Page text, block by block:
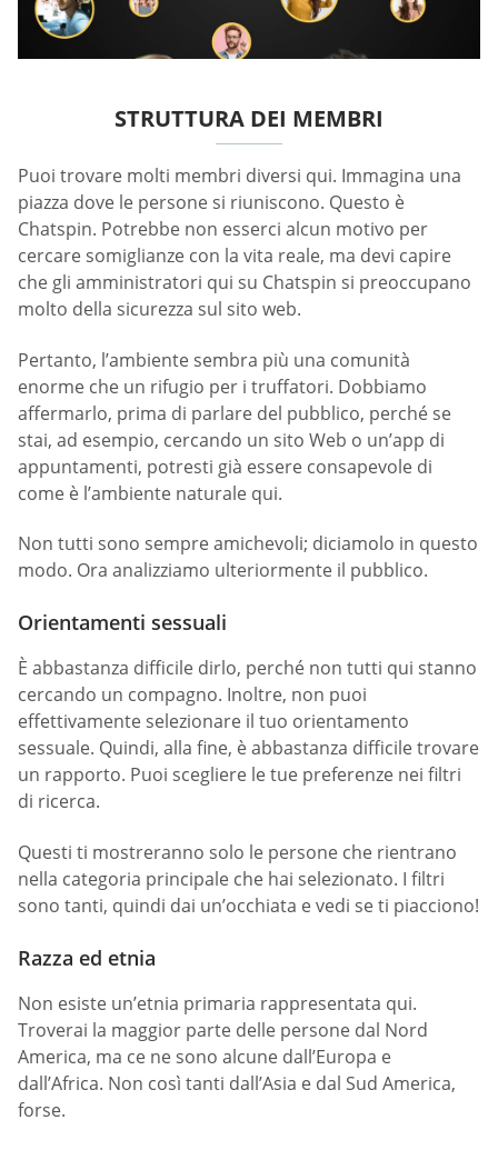
STRUTTURA DEI MEMBRI
Puoi trovare molti membri diversi qui. Immagina una
piazza dove le persone si riuniscono. Questo è
Chatspin. Potrebbe non esserci alcun motivo per
cercare somiglianze con la vita reale, ma devi capire
che gli amministratori qui su Chatspin si preoccupano
molto della sicurezza sul sito web.
Pertanto, l’ambiente sembra più una comunità
enorme che un rifugio per i truffatori. Dobbiamo
affermarlo, prima di parlare del pubblico, perché se
stai, ad esempio, cercando un sito Web o un’app di
appuntamenti, potresti già essere consapevole di
come è l’ambiente naturale qui.
Non tutti sono sempre amichevoli; diciamolo in questo
modo. Ora analizziamo ulteriormente il pubblico.
Orientamenti sessuali
È abbastanza difficile dirlo, perché non tutti qui stanno
cercando un compagno. Inoltre, non puoi
effettivamente selezionare il tuo orientamento
sessuale. Quindi, alla fine, è abbastanza difficile trovare
un rapporto. Puoi scegliere le tue preferenze nei filtri
di ricerca.
Questi ti mostreranno solo le persone che rientrano
nella categoria principale che hai selezionato. I filtri
sono tanti, quindi dai un’occhiata e vedi se ti piacciono!
Razza ed etnia
Non esiste un’etnia primaria rappresentata qui.
Troverai la maggior parte delle persone dal Nord
America, ma ce ne sono alcune dall’Europa e
dall’Africa. Non così tanti dall’Asia e dal Sud America,
forse.